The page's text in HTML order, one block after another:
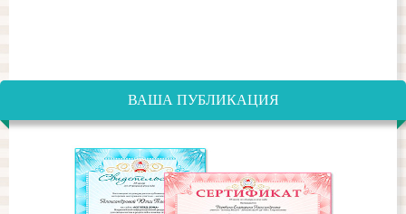
ВАША ПУБЛИКАЦИЯ